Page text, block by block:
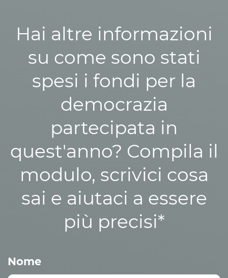
Hai altre informazioni
su come sono stati
spesi i fondi per la
democrazia
partecipata in
quest'anno? Compila il
modulo, scrivici cosa
sai e aiutaci a essere
più precisi*
Nome